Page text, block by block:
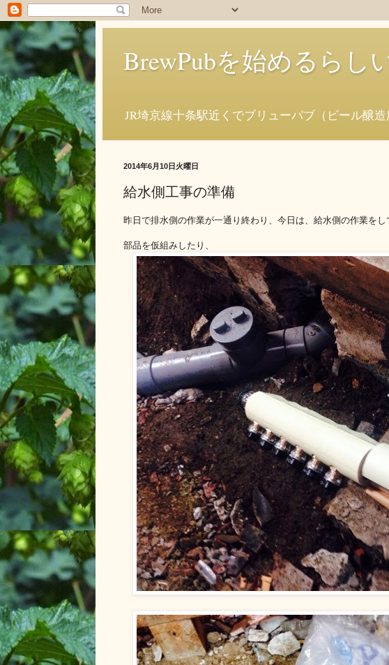
BrewPubを始めるらし
JR埼京線十条駅近くでブリューパブ（ビール醸
2014年6月10日火曜日
給水側工事の準備
昨日で排水側の作業が一通り終わり、今日は、給水側の作業をし
部品を仮組みしたり、